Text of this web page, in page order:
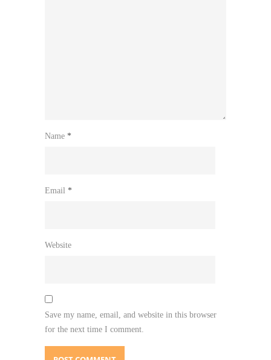
Name *
Email *
Website
Save my name, email, and website in this browser
for the next time I comment.